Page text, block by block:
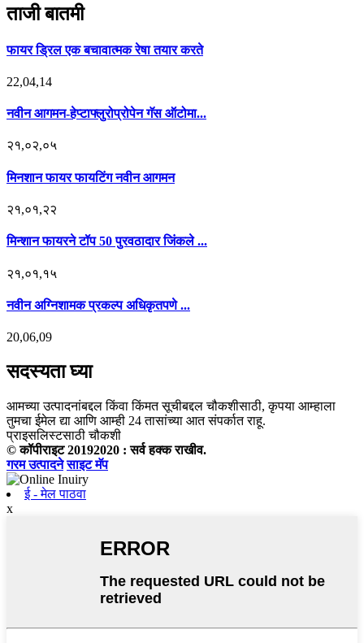
ताजी बातमी
फायर ड्रिल एक बचावात्मक रेषा तयार करते
22,04,14
नवीन आगमन-हेप्टाफ्लुरोप्रोपेन गॅस ऑटोमा...
२१,०२,०५
मिनशान फायर फायटिंग नवीन आगमन
२१,०१,२२
मिन्शान फायरने टॉप 50 पुरवठादार जिंकले ...
२१,०१,१५
नवीन अग्निशामक प्रकल्प अधिकृतपणे ...
20,06,09
सदस्यता घ्या
आमच्या उत्पादनांबद्दल किंवा किंमत सूचीबद्दल चौकशीसाठी, कृपया आम्हाला
तुमचा ईमेल द्या आणि आम्ही 24 तासांच्या आत संपर्कात राहू.
प्राइसलिस्टसाठी चौकशी
© कॉपीराइट 20192020 : सर्व हक्क राखीव.
गरम उत्पादने साइट मॅप
ई - मेल पाठवा
x